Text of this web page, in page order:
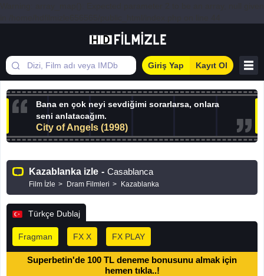
Giriş Yap Kayıt Ol
Bana en çok neyi sevdiğimi sorarlarsa, onlara
seni anlatacağım.
City of Angels (1998)
Kazablanka izle - Casablanca
Film İzle Dram Filmleri Kazablanka
Türkçe Dublaj
Fragman FX X FX PLAY
Superbetin'de 100 TL deneme bonusunu almak için
hemen tıkla..!